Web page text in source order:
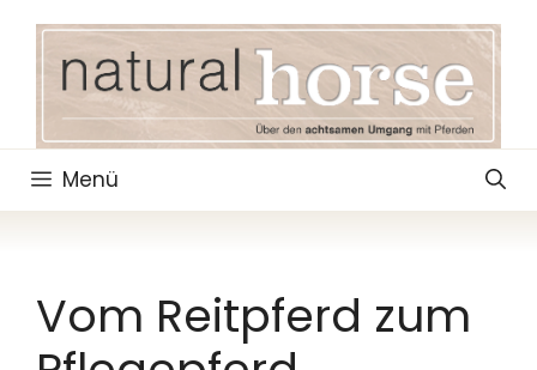
springen
Menü
Vom Reitpferd zum